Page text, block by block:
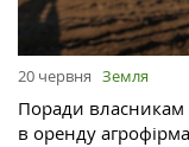
20 червня Земля
Поради власникам
в оренду